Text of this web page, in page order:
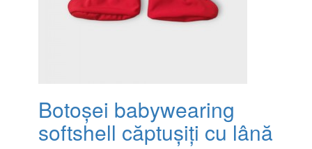
Botoșei babywearing
softshell căptușiți cu lână